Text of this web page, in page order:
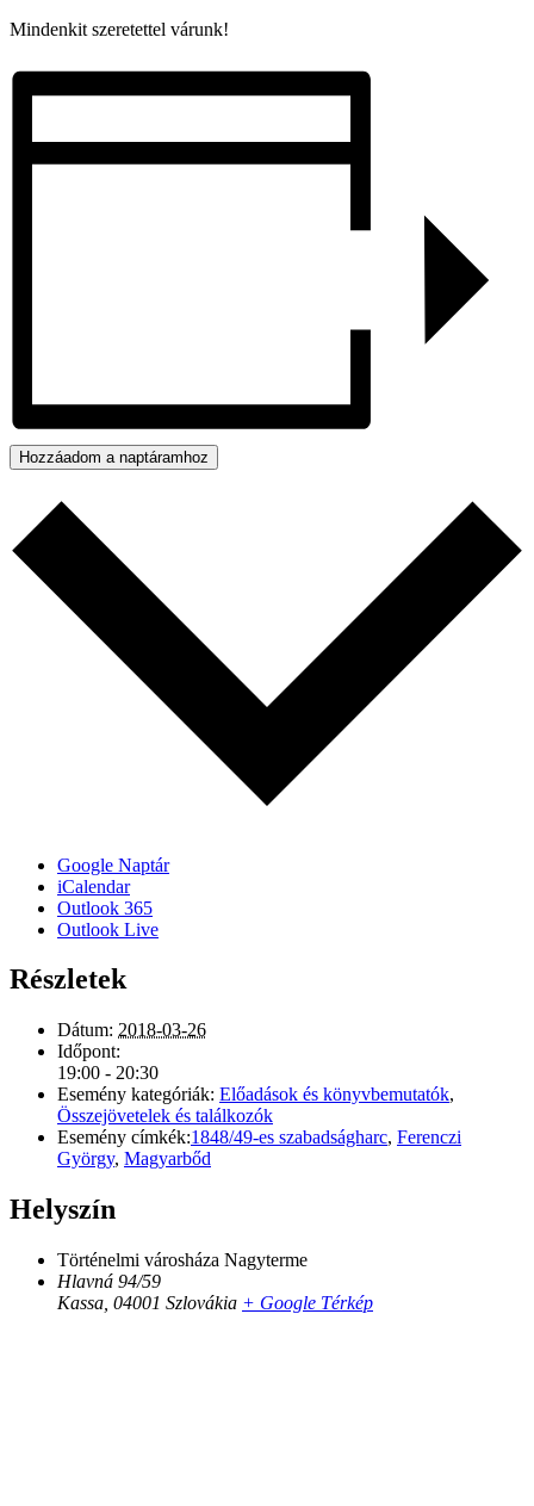
Mindenkit szeretettel várunk!
Hozzáadom a naptáramhoz
Google Naptár
iCalendar
Outlook 365
Outlook Live
Részletek
Dátum: 2018-03-26
Időpont:
19:00 - 20:30
Esemény kategóriák: Előadások és könyvbemutatók,
Összejövetelek és találkozók
Esemény címkék:1848/49-es szabadságharc, Ferenczi
György, Magyarbőd
Helyszín
Történelmi városháza Nagyterme
Hlavná 94/59
Kassa 04001 Szlovákia + Google Térkép